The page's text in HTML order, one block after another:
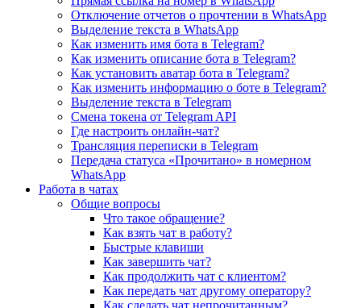
Отключение отчетов о прочтении в WhatsApp
Выделение текста в WhatsApp
Как изменить имя бота в Telegram?
Как изменить описание бота в Telegram?
Как установить аватар бота в Telegram?
Как изменить информацию о боте в Telegram?
Выделение текста в Telegram
Смена токена от Telegram API
Где настроить онлайн-чат?
Трансляция переписки в Telegram
Передача статуса «Прочитано» в номерном
WhatsApp
Работа в чатах
Общие вопросы
Что такое обращение?
Как взять чат в работу?
Быстрые клавиши
Как завершить чат?
Как продолжить чат с клиентом?
Как передать чат другому оператору?
Как сделать чат непрочитанным?